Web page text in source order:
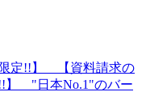
限定!!】 【資料請求の
】 "日本No.1"のバー